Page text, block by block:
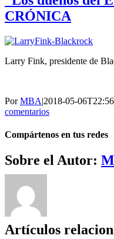
CRÓNICA
Larry Fink, presidente de
PorMBA|2018-05-
comentarios
Compártenos en tus redes
Facebook
Twitter
WhatsApp
Telegram
Correo
electrónico
Sobre el Autor:
Artículos